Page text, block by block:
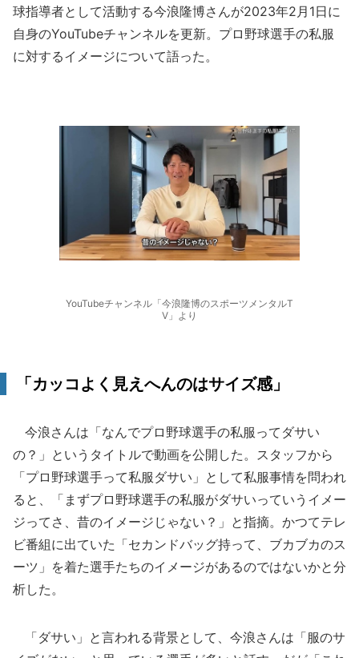
球指導者として活動する今浪隆博さんが2023年2月1日に
自身のYouTubeチャンネルを更新。プロ野球選手の私服
に対するイメージについて語った。
YouTubeチャンネル「今浪隆博のスポーツメンタルT
V」より
「カッコよく見えへんのはサイズ感」
今浪さんは「なんでプロ野球選手の私服ってダサい
の？」というタイトルで動画を公開した。スタッフから
「プロ野球選手って私服ダサい」として私服事情を問われ
ると、「まずプロ野球選手の私服がダサいっていうイメー
ジってさ、昔のイメージじゃない？」と指摘。かつてテレ
ビ番組に出ていた「セカンドバッグ持って、ブカブカのス
ーツ」を着た選手たちのイメージがあるのではないかと分
析した。
「ダサい」と言われる背景として、今浪さんは「服のサ